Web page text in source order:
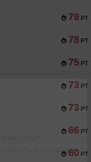
79 PT
78 PT
75 PT
73 PT
73 PT
66 PT
60 PT